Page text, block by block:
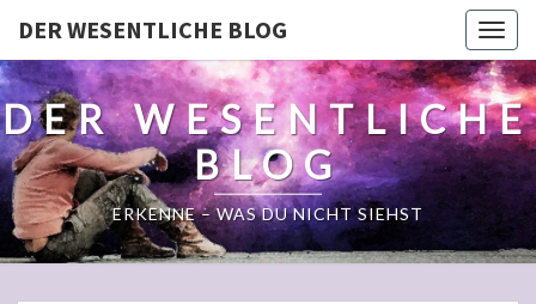
DER WESENTLICHE BLOG
DER WESENTLICHE
BLOG
ERKENNE – WAS DU NICHT SIEHST